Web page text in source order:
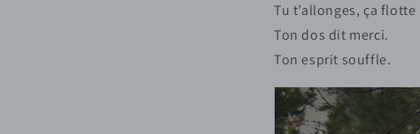
Tu t’allonges, ça
Ton dos dit merci.
Ton esprit souffle.